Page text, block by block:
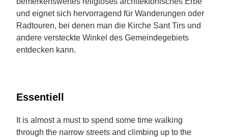
und eignet sich hervorragend für Wanderungen oder
Radtouren, bei denen man die Kirche Sant Tirs und
andere versteckte Winkel des Gemeindegebiets
entdecken kann.
Essentiell
It is almost a must to spend some time walking
through the narrow streets and climbing up to the